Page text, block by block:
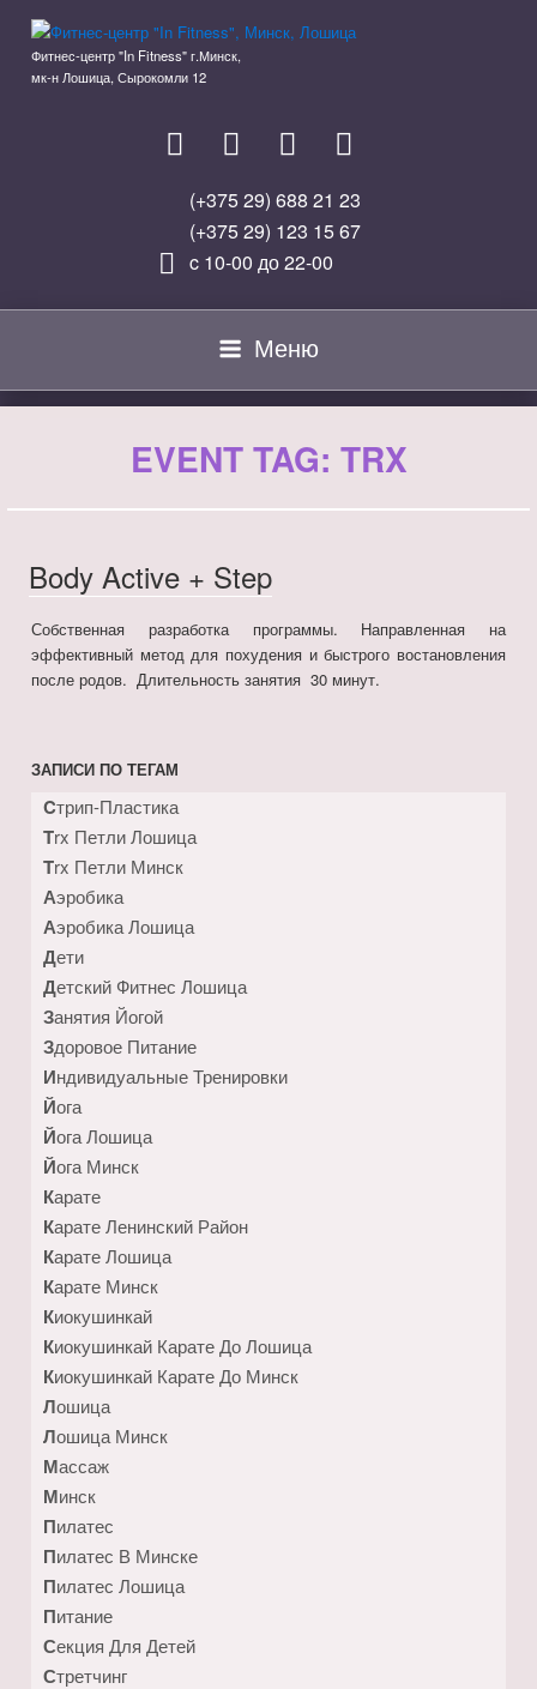
содержимому
Фитнес-центр "In Fitness" г.Минск,
мк-н Лошица, Сырокомли 12
(+375 29) 688 21 23
(+375 29) 123 15 67
c 10-00 до 22-00
Меню
EVENT TAG: TRX
Body Active + Step
Собственная разработка программы. Направленная на
эффективный метод для похудения и быстрого востановления
после родов. Длительность занятия 30 минут.
ЗАПИСИ ПО ТЕГАМ
Cтрип-Пластика
Trx Петли Лошица
Trx Петли Минск
Аэробика
Аэробика Лошица
Дети
Детский Фитнес Лошица
Занятия Йогой
Здоровое Питание
Индивидуальные Тренировки
Йога
Йога Лошица
Йога Минск
Карате
Карате Ленинский Район
Карате Лошица
Карате Минск
Киокушинкай
Киокушинкай Карате До Лошица
Киокушинкай Карате До Минск
Лошица
Лошица Минск
Массаж
Минск
Пилатес
Пилатес В Минске
Пилатес Лошица
Питание
Секция Для Детей
Стретчинг